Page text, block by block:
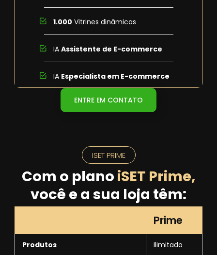
1.000 Vitrines dinâmicas
IA Assistente de E-commerce
IA Especialista em E-commerce
ENTRE EM CONTATO
ISET PRIME
Com o plano iSET Prime,
você e a sua loja têm:
Prime
Produtos Ilimitado